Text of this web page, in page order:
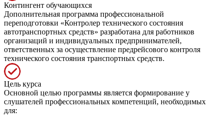
Контингент обучающихся
Дополнительная программа профессиональной
переподготовки «Контролер технического состояния
автотранспортных средств» разработана для работников
организаций и индивидуальных предпринимателей,
ответственных за осуществление предрейсового контроля
технического состояния транспортных средств.
Цель курса
Основной целью программы является формирование у
слушателей профессиональных компетенций, необходимых
для: